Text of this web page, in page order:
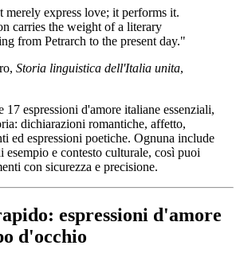
merely express love; it performs it.
carries the weight of a literary
from Petrarch to the present day."
Storia linguistica dell'Italia unita,
17 espressioni d'amore italiane essenziali,
dichiarazioni romantiche, affetto,
ed espressioni poetiche. Ognuna include
esempio e contesto culturale, così puoi
con sicurezza e precisione.
espressioni d'amore
d'occhio